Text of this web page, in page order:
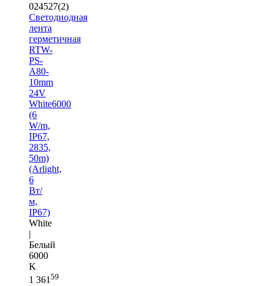
024527(2)
Светодиодная
лента
герметичная
RTW-
PS-
A80-
10mm
24V
White6000
(6
W/m,
IP67,
2835,
50m)
(Arlight,
6
Вт/
м,
IP67)
White
|
Белый
6000
K
1 361 59